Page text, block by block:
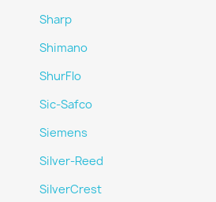
Sharp
Shimano
ShurFlo
Sic-Safco
Siemens
Silver-Reed
SilverCrest